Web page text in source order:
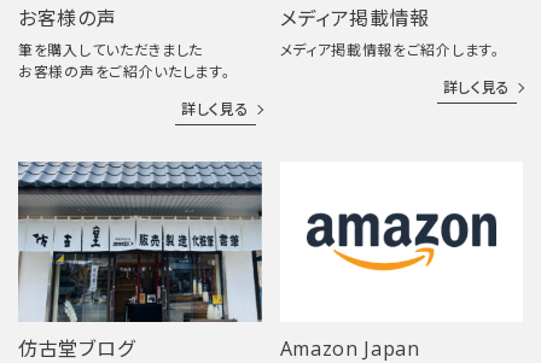
お客様の声
筆を購入していただきました
お客様の声をご紹介いたします。
詳しく見る
メディア掲載情報
メディア掲載情報をご紹介します。
詳しく見る
仿古堂ブログ Amazon Japan